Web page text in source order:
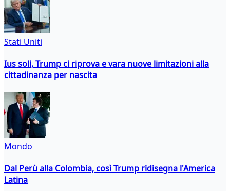
Stati Uniti
Ius soli, Trump ci riprova e vara nuove limitazioni alla
cittadinanza per nascita
Mondo
Dal Perù alla Colombia, così Trump ridisegna l'America
Latina